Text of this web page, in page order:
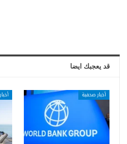
قد يعجبك ايضا
أخبار صحفية